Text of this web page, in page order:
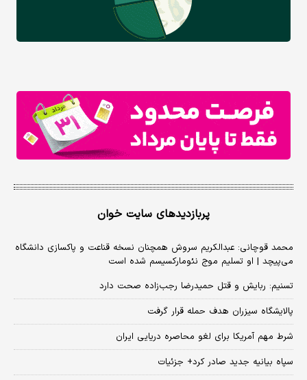
پربازدیدهای سایت خوان
محمد قوچانی: عبدالکریم سروش همچنان نسخه قناعت و پاکسازی دانشگاه
می‌پیچد | او تسلیم موج نئومارکسیسم شده است
تسنیم: ربایش و قتل حمیدرضا رجب‌زاده صحت دارد
پالایشگاه سیزران هدف حمله قرار گرفت
شرط مهم آمریکا برای لغو محاصره دریایی ایران
سپاه بیانیه جدید صادر کرد+ جزئیات